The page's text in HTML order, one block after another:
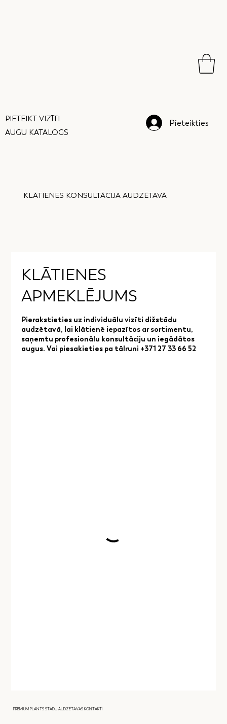
AUGU KATALOGS
PIETEIKT VIZĪTI Pieteikties
KLĀTIENES KONSULTĀCIJA AUDZĒTAVĀ
KLĀTIENES
APMEKLĒJUMS
Pierakstieties uz individuālu vizīti dižstādu
audzētavā, lai klātienē iepazītos ar sortimentu,
saņemtu profesionālu konsultāciju un iegādātos
augus. Vai piesakieties pa tālruni +371 27 33 66 52
PREMIUM PLANTS STĀDU AUDZĒTAVAS KONTAKTI